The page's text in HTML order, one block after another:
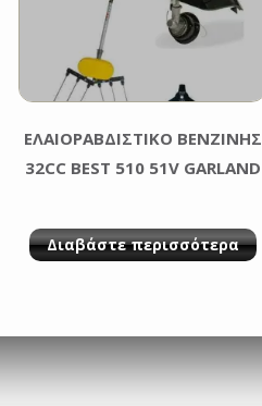
ΕΛΑΙΟΡΑΒΔIΣΤΙΚΟ BΕΝΖΙΝHΣ
32CC BEST 510 51V GARLAND
Διαβάστε περισσότερα